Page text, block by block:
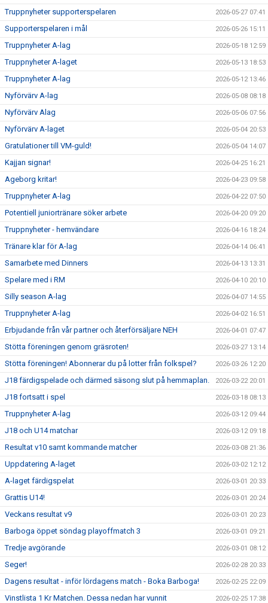
Truppnyheter supporterspelaren 2026-05-27 07:41
Supporterspelaren i mål 2026-05-26 15:11
Truppnyheter A-lag 2026-05-18 12:59
Truppnyheter A-laget 2026-05-13 18:53
Truppnyheter A-lag 2026-05-12 13:46
Nyförvärv A-lag 2026-05-08 08:18
Nyförvärv Alag 2026-05-06 07:56
Nyförvärv A-laget 2026-05-04 20:53
Gratulationer till VM-guld! 2026-05-04 14:07
Kajjan signar! 2026-04-25 16:21
Ageborg kritar! 2026-04-23 09:58
Truppnyheter A-lag 2026-04-22 07:50
Potentiell juniortränare söker arbete 2026-04-20 09:20
Truppnyheter - hemvändare 2026-04-16 18:24
Tränare klar för A-lag 2026-04-14 06:41
Samarbete med Dinners 2026-04-13 13:31
Spelare med i RM 2026-04-10 20:10
Silly season A-lag 2026-04-07 14:55
Truppnyheter A-lag 2026-04-02 16:51
Erbjudande från vår partner och återförsäljare NEH 2026-04-01 07:47
Stötta föreningen genom gräsroten! 2026-03-27 13:14
Stötta föreningen! Abonnerar du på lotter från folkspel? 2026-03-26 12:20
J18 färdigspelade och därmed säsong slut på hemmaplan. 2026-03-22 20:01
J18 fortsatt i spel 2026-03-18 08:13
Truppnyheter A-lag 2026-03-12 09:44
J18 och U14 matchar 2026-03-12 09:18
Resultat v10 samt kommande matcher 2026-03-08 21:36
Uppdatering A-laget 2026-03-02 12:12
A-laget färdigspelat 2026-03-01 20:33
Grattis U14! 2026-03-01 20:24
Veckans resultat v9 2026-03-01 20:23
Barboga öppet söndag playoffmatch 3 2026-03-01 09:21
Tredje avgörande 2026-03-01 08:12
Seger! 2026-02-28 20:33
Dagens resultat - inför lördagens match - Boka Barboga! 2026-02-25 22:09
Vinstlista 1 Kr Matchen. Dessa nedan har vunnit 2026-02-25 17:38